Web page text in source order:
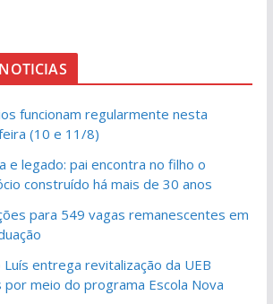
funcionam regularmente nesta
(10 e 11/8)
e legado: pai encontra no filho o
construído há mais de 30 anos
para 549 vagas remanescentes em
entrega revitalização da UEB
por meio do programa Escola Nova